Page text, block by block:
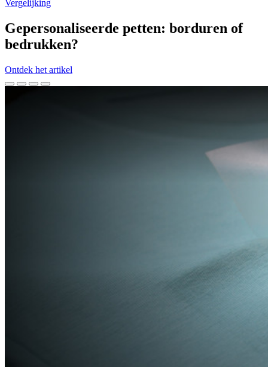
Vergelijking
Gepersonaliseerde petten: borduren of
bedrukken?
Ontdek het artikel